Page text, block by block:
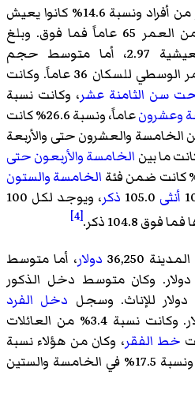
30.3% من أصل جميع الأسر من أفراد ونسبة 14.6% كانوا يعيش
معهم شخص وحيد يبلغ من العمر 65 عاماً فما فوق. وبلغ
متوسط حجم الأسرة المعيشية 2.97، أما متوسط حجم
العائلات فبلغ 2.33. بلغ العمر الوسطي للسكان 36 عاماً. وكانت
سن الثامنة عشر، وكانت نسبة
وعشرون
عاماً، ونسبة 26.6% كانت
الخامسة والعشرون حتى والأربعة
الخامسة والأربعون حتى
الخامسة والستون
أنثى ذكر
، ويوجد لكل 100
104.8 ذكر.
[4]
36,250 دولار، أما متوسط
دخل العائلة فبلغ 50,063 دولار. وكان متوسط دخل الذكور
دخل الفرد
الخاص بالمدينة 17,958 دولار. وكانت نسبة 3.4% من العائلات
خط الفقر، وكان من هؤلاء نسبة
5.7% تحت سن الثامنة عشر ونسبة 17.5% في الخامسة والستين